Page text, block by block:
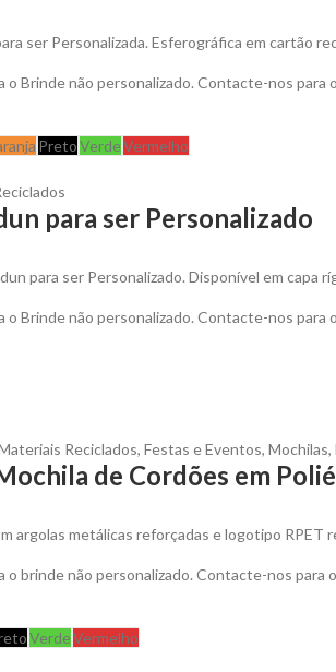
ser Personalizada. Esferográfica em cartão
o Brinde não personalizado. Contacte-nos
PretoVerdeVermelho
para ser Personalizado
para ser Personalizado. Disponível em capa
o Brinde não personalizado. Contacte-nos
Reciclados, Festas e Eventos, Mochilas,
de Cordões em
argolas metálicas reforçadas e logotipo RPET
o brinde não personalizado. Contacte-nos
VerdeVermelho